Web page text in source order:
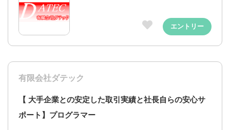
エントリー
有限会社ダテック
【 大手企業との安定した取引実績と社長自らの安心サ
ポート】プログラマー